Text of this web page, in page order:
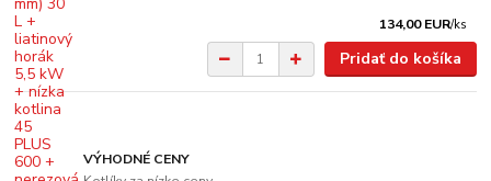
134,00 EUR/ks
Pridať do košíka
VÝHODNÉ CENY